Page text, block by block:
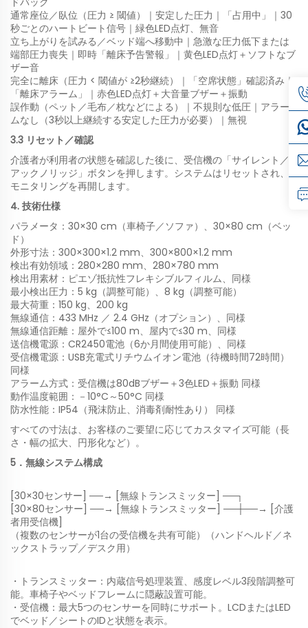
通常座位／臥位（圧力 ≥ 閾値）｜安定した圧力｜「占用中」｜30
秒ごとのハートビート信号｜緑色LED点灯、無音
立ち上がりを試みる／ベッド端へ移動中｜急激な圧力低下または
端部圧力喪失｜即時「離床予告警報」｜黄色LED点灯＋ソフトなブ
ザー音
完全に離床（圧力 < 閾値が ≥2秒継続）｜「空席状態」確認済み｜
「離床アラーム」｜赤色LED点灯＋大音量ブザー＋振動
誤作動（ペット／毛布／枕などによる）｜不規則な低圧｜アラー
ムなし（3秒以上継続する安定した圧力が必要）｜無視
3.3 リセット／確認
介護者が利用者の状態を確認した後に、受信機の「サイレント／
アックノリッジ」ボタンを押します。システムはリセットされ、
モニタリングを再開します。
4. 技術仕様
パラメータ：30×30 cm（車椅子／ソファ）、30×80 cm（ベッ
ド）
外形寸法：300×300×1.2 mm、300×800×1.2 mm
検出有効領域：280×280 mm、280×780 mm
検出用素材：ピエゾ抵抗性フレキシブルフィルム、同様
最小検出圧力：5 kg（調整可能）、8 kg（調整可能）
最大荷重：150 kg、200 kg
無線通信：433 MHz ／ 2.4 GHz（オプション）、同様
無線通信距離：屋外で≤100 m、屋内で≤30 m、同様
送信機電源：CR2450電池（6か月間使用可能）、同様
受信機電源：USB充電式リチウムイオン電池（待機時間72時間）
同様
アラーム方式：受信機は80dBブザー＋3色LED＋振動 同様
動作温度範囲：－10°C～50°C 同様
防水性能：IP54（飛沫防止、消毒剤耐性あり） 同様
すべての寸法は、お客様のご要望に応じてカスタマイズ可能（長
さ・幅の拡大、円形化など）。
5．無線システム構成
[30×30センサー] ──→ [無線トランスミッター] ──┐
[30×80センサー] ──→ [無線トランスミッター] ──┼──→ [介護
者用受信機]
（複数のセンサーが1台の受信機を共有可能）（ハンドヘルド／ネ
ックストラップ／デスク用）
・トランスミッター：内蔵信号処理装置、感度レベル3段階調整可
能。車椅子やベッドフレームに隠蔽設置可能。
・受信機：最大5つのセンサーを同時にサポート。LCDまたはLED
でベッド／シートのIDと状態を表示。